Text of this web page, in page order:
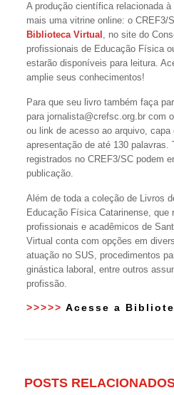
A produção científica relacionada
mais uma vitrine online: o CREF3/
Biblioteca Virtual , no site do
profissionais de Educação Física
estarão disponíveis para leitura.
amplie seus conhecimentos!
Para que seu livro também faça
para jornalista@crefsc.org.br com
ou link de acesso ao arquivo,
apresentação de até 130 palavras.
registrados no CREF3/SC podem
publicação.
Além de toda a coleção de Livros
Educação Física Catarinense, que
profissionais e acadêmicos de
Virtual conta com opções em
atuação no SUS, procedimentos
ginástica laboral, entre outros
profissão.
>>>>>Acesse a
POSTS